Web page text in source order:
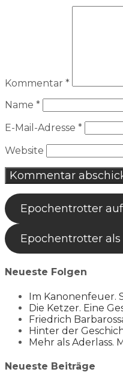
Kommentar *
Name *
E-Mail-Adresse *
Website
Epochentrotter
Epochentrotter als
Neueste Folgen
Im Kanonenfeuer.
Die Ketzer. Eine
Friedrich
Hinter der
Mehr als Aderlass.
Neueste Beiträge